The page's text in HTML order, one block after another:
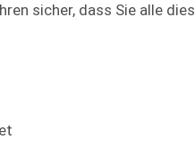
sicher, dass Sie alle